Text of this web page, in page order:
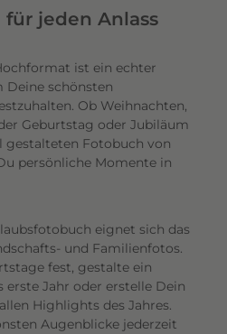
jeden Anlass
ist ein echter
Deine schönsten
Ob Weihnachten,
Geburtstag oder Jubiläum
Fotobuch von
persönliche Momente in
eignet sich das
und Familienfotos.
fest, gestalte ein
erste Jahr oder erstelle Dein
Highlights des Jahres.
Augenblicke jederzeit